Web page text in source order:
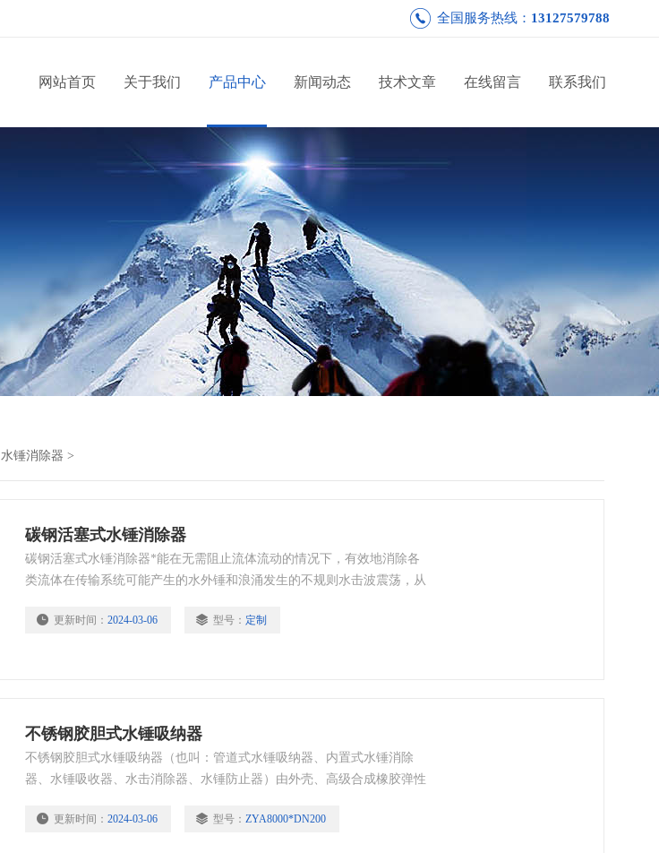
全国服务热线： 13127579788
网站首页 关于我们 产品中心 新闻动态 技术文章 在线留言 联系我们
水锤消除器 >
碳钢活塞式水锤消除器
碳钢活塞式水锤消除器*能在无需阻止流体流动的情况下，有效地消除各
类流体在传输系统可能产生的水外锤和浪涌发生的不规则水击波震荡，从
更新时间： 2024-03-06 型号： 定制
不锈钢胶胆式水锤吸纳器
不锈钢胶胆式水锤吸纳器（也叫：管道式水锤吸纳器、内置式水锤消除
器、水锤吸收器、水击消除器、水锤防止器）由外壳、高级合成橡胶弹性
系统中。在无需阻止水流的条件下，具有超卓的水击吸引收力，有效地吸
更新时间： 2024-03-06 型号： ZYA8000*DN200